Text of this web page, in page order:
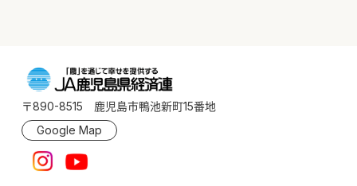
〒890-8515 鹿児島市鴨池新町15番地
Google Map